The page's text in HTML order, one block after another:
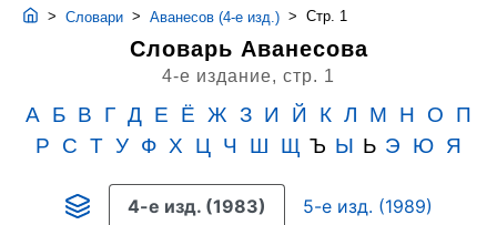
> Словари > Аванесов (4-е изд.) > Стр. 1
Словарь Аванесова
4-е издание, стр. 1
А Б В Г Д Е Ё Ж З И Й К Л М Н О
П
Р
С Т У Ф Х Ц Ч Ш Щ Ъ Ы Ь Э Ю Я
4-е изд. (1983) 5-е изд. (1989)